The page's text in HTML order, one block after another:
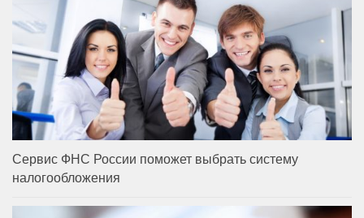
Сервис ФНС России поможет выбрать систему
налогообложения